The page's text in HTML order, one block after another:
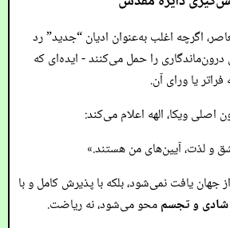
اگرچه اغلب به‌عنوان ادیان “جدید” رد
را حمل می‌کنند - ایده‌ای که
یا ورای آن.
اصلی ویکا، الهه اعلام می‌کند:
و لذت، آیین‌های من هستند.»
از جهان یافت نمی‌شود، بلکه با پذیرش کامل و با
شادی و تجسممحو می‌شود، نه ریاضت.